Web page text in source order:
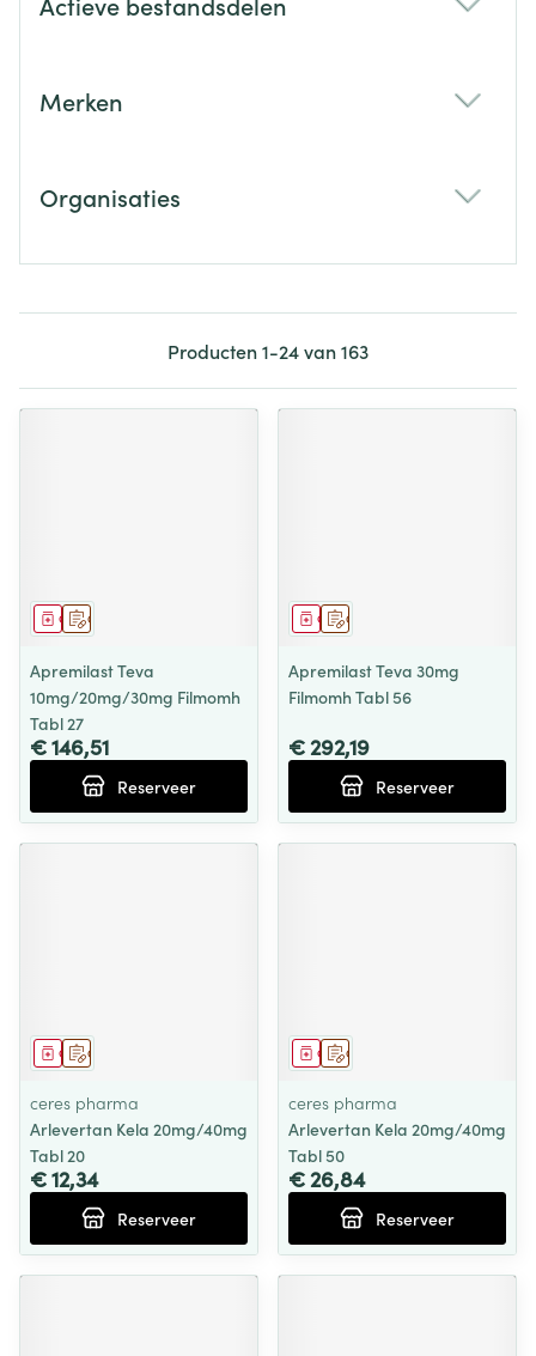
Merken
Organisaties
Producten1-24van163
Op voorschrift
Geneesmiddel
Apremilast Teva
10mg/20mg/30mg Filmomh
Tabl 27
€ 146,51
Reserveer
Op voorschrift
Geneesmiddel
Apremilast Teva 30mg
Filmomh Tabl 56
€ 292,19
Reserveer
Op voorschrift
Geneesmiddel
ceres pharma
Arlevertan Kela 20mg/40mg
Tabl 20
€ 12,34
Reserveer
Op voorschrift
Geneesmiddel
ceres pharma
Arlevertan Kela 20mg/40mg
Tabl 50
€ 26,84
Reserveer